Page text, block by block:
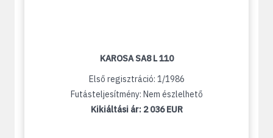
KAROSA SA8 L 110
Első regisztráció: 1/1986
Futásteljesítmény: Nem észlelhető
Kikiáltási ár: 2 036 EUR